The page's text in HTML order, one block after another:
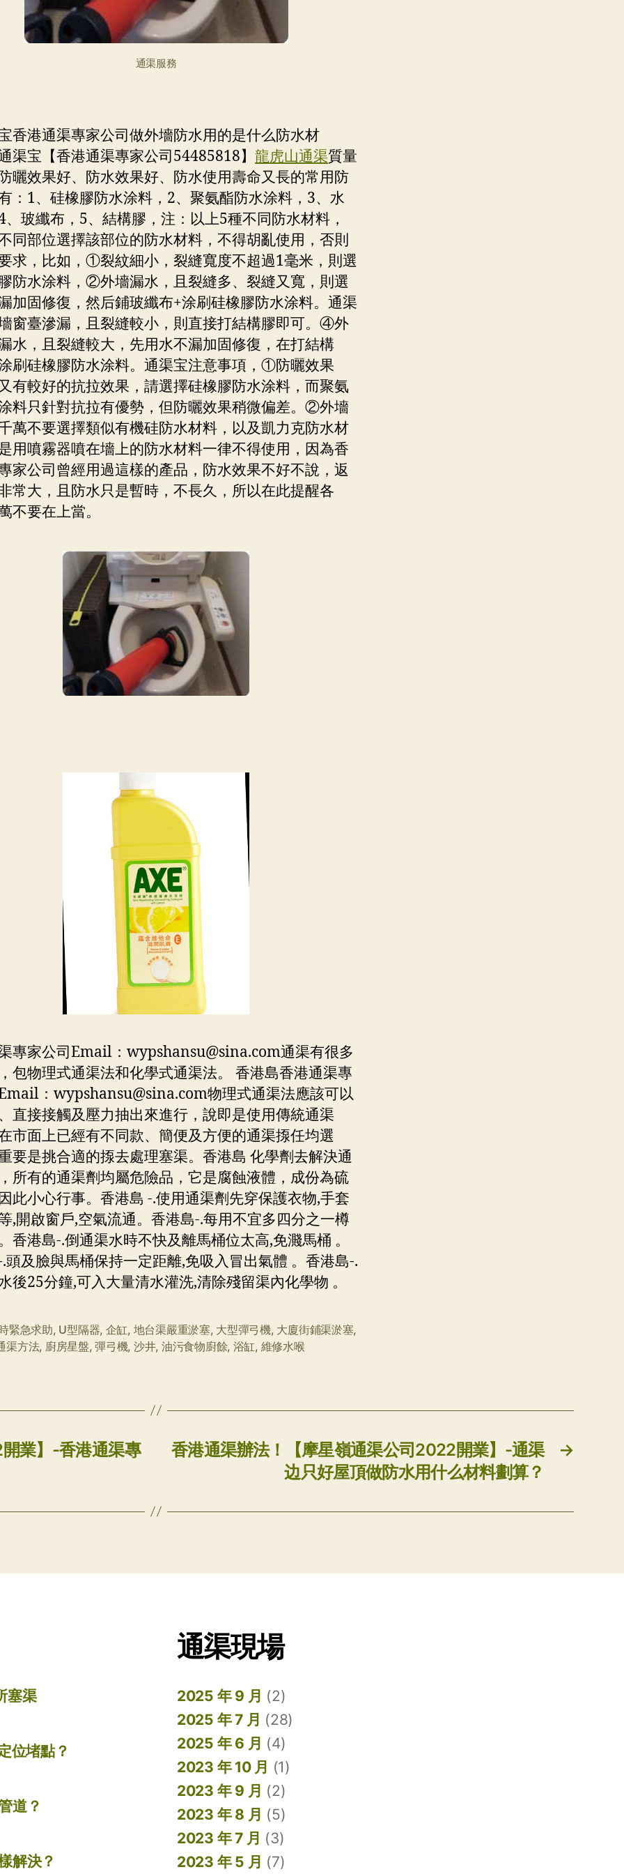
通渠服務
香港通渠專家公司做外墻防水用的是什么防水材
渠宝【香港通渠專家公司54485818】 龍虎山通渠質量
曬效果好、防水效果好、防水使用壽命又長的常用防
：1、硅橡膠防水涂料，2、聚氨酯防水涂料，3、水
、玻纖布，5、結構膠，注：以上5種不同防水材料，
同部位選擇該部位的防水材料，不得胡亂使用，否則
求，比如，①裂紋細小，裂縫寬度不超過1毫米，則選
防水涂料，②外墻漏水，且裂縫多、裂縫又寬，則選
加固修復，然后鋪玻纖布+涂刷硅橡膠防水涂料。通渠
窗臺滲漏，且裂縫較小，則直接打結構膠即可。④外
水，且裂縫較大，先用水不漏加固修復，在打結構
刷硅橡膠防水涂料。通渠宝注意事項，①防曬效果
有較好的抗拉效果，請選擇硅橡膠防水涂料，而聚氨
料只針對抗拉有優勢，但防曬效果稍微偏差。②外墻
萬不要選擇類似有機硅防水材料，以及凱力克防水材
用噴霧器噴在墻上的防水材料一律不得使用，因為香
家公司曾經用過這樣的產品，防水效果不好不說，返
常大，且防水只是暫時，不長久，所以在此提醒各
不要在上當。
專家公司Email： wypshansu@sina.com通渠有很多
包物理式通渠法和化學式通渠法。 香港島香港通渠專
： wypshansu@sina.com物理式通渠法應該可以
直接接觸及壓力抽出來進行，說即是使用傳統通渠
市面上已經有不同款、簡便及方便的通渠揼任均選
要是挑合適的揼去處理塞渠。香港島 化學劑去解決通
所有的通渠劑均屬危險品，它是腐蝕液體，成份為硫
此小心行事。香港島 -.使用通渠劑先穿保護衣物,手套
,開啟窗戶,空氣流通。香港島-.每用不宜多四分之一樽
香港島-.倒通渠水時不快及離馬桶位太高,免濺馬桶 。
頭及臉與馬桶保持一定距離,免吸入冒出氣體 。香港島-.
後25分鐘,可入大量清水灌洗,清除殘留渠內化學物 。
緊急求助, U型隔器, 企缸, 地台渠嚴重淤塞, 大型彈弓機, 大廈街鋪渠淤塞,
渠方法, 廚房星盤,彈弓機, 沙井, 油污食物廚餘, 浴缸, 維修水喉
業】-香港通渠專 →
香港通渠辦法！【摩星嶺通渠公司2022開業】-通渠
边只好屋頂做防水用什么材料劃算？
塞渠
位堵點？
道？
解決？
通渠現場
2025 年 9 月 (2)
2025 年 7 月 (28)
2025 年 6 月 (4)
2023 年 10 月 (1)
2023 年 9 月 (2)
2023 年 8 月 (5)
2023 年 7 月 (3)
2023 年 5 月 (7)